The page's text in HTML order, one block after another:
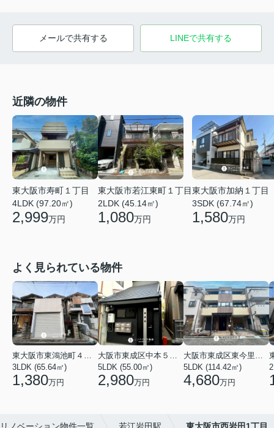
メールで共有する LINEで共有する
近隣の物件
東大阪市寿町１丁目
4LDK (97.20㎡)
2,999万円
東大阪市若江東町１丁目
2LDK (45.14㎡)
1,080万円
東大阪市加納１丁目
3SDK (67.74㎡)
1,580万円
よく見られている物件
3LDK (65.64㎡)
1,380万円
5LDK (55.00㎡)
2,980万円
5LDK (114.42㎡)
4,680万円
ノベーション物件一覧 若江岩田駅 東大阪市西岩田1丁目